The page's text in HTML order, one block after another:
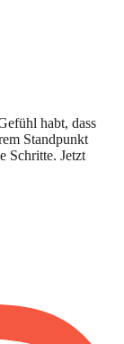
habt, dass
Standpunkt
Schritte. Jetzt